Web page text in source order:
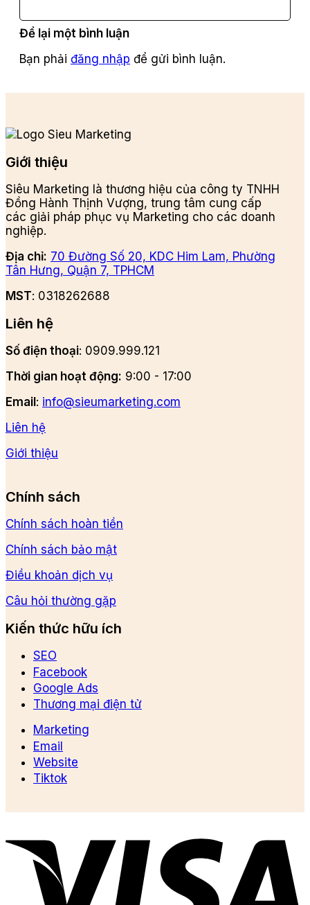
Để lại một bình luận
Bạn phải đăng nhập để gửi bình luận.
Giới thiệu
Siêu Marketing là thương hiệu của công ty TNHH
Đồng Hành Thịnh Vượng, trung tâm cung cấp
các giải pháp phục vụ Marketing cho các doanh
nghiệp.
Địa chỉ: 70 Đường Số 20, KDC Him Lam, Phường
Tân Hưng, Quận 7, TPHCM
MST: 0318262688
Liên hệ
Số điện thoại: 0909.999.121
Thời gian hoạt động: 9:00 - 17:00
Email: info@sieumarketing.com
Liên hệ
Giới thiệu
Chính sách
Chính sách hoàn tiền
Chính sách bảo mật
Điều khoản dịch vụ
Câu hỏi thường gặp
Kiến thức hữu ích
SEO
Facebook
Google Ads
Thương mại điện tử
Marketing
Email
Website
Tiktok